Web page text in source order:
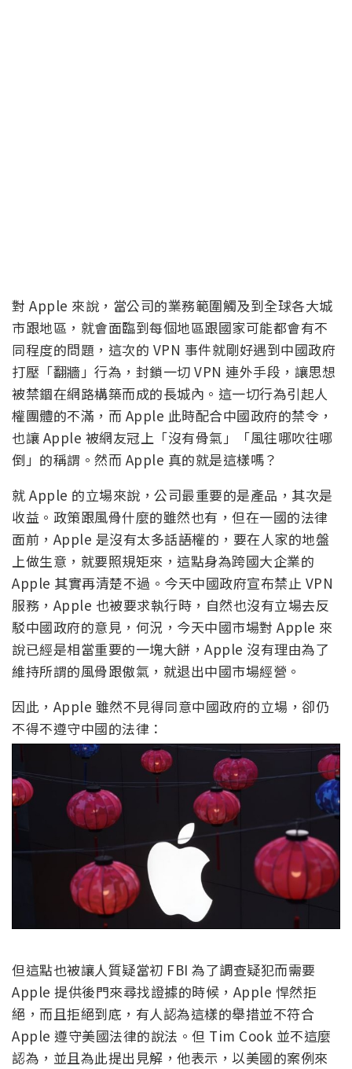
對 Apple 來說，當公司的業務範圍觸及到全球各大城
市跟地區，就會面臨到每個地區跟國家可能都會有不
同程度的問題，這次的 VPN 事件就剛好遇到中國政府
打壓「翻牆」行為，封鎖一切 VPN 連外手段，讓思想
被禁錮在網路構築而成的長城內。這一切行為引起人
權團體的不滿，而 Apple 此時配合中國政府的禁令，
也讓 Apple 被網友冠上「沒有骨氣」「風往哪吹往哪
倒」的稱謂。然而 Apple 真的就是這樣嗎？
就 Apple 的立場來說，公司最重要的是產品，其次是
收益。政策跟風骨什麼的雖然也有，但在一國的法律
面前，Apple 是沒有太多話語權的，要在人家的地盤
上做生意，就要照規矩來，這點身為跨國大企業的
Apple 其實再清楚不過。今天中國政府宣布禁止 VPN
服務，Apple 也被要求執行時，自然也沒有立場去反
駁中國政府的意見，何況，今天中國市場對 Apple 來
說已經是相當重要的一塊大餅，Apple 沒有理由為了
維持所謂的風骨跟傲氣，就退出中國市場經營。
因此，Apple 雖然不見得同意中國政府的立場，卻仍
不得不遵守中國的法律：
但這點也被讓人質疑當初 FBI 為了調查疑犯而需要
Apple 提供後門來尋找證據的時候，Apple 悍然拒
絕，而且拒絕到底，有人認為這樣的舉措並不符合
Apple 遵守美國法律的說法。但 Tim Cook 並不這麼
認為，並且為此提出見解，他表示，以美國的案例來